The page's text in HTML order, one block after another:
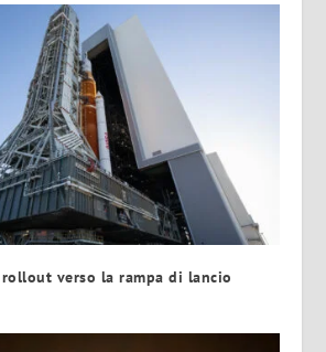
verso la rampa di lancio